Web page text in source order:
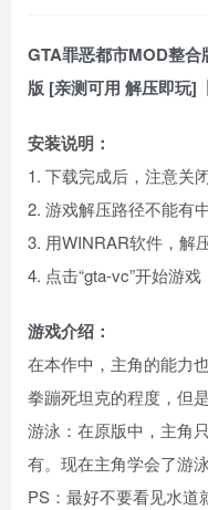
GTA罪恶都市MOD整
版 [亲测可用 解压即玩]
安装说明：
1. 下载完成后，注意关
2. 游戏解压路径不能有
3. 用WINRAR软件，解
4. 点击“gta-vc”开始游戏
游戏介绍：
在本作中，主角的能力
拳蹦死坦克的程度，但
游泳：在原版中，主角
有。现在主角学会了游
PS：最好不要看见水道